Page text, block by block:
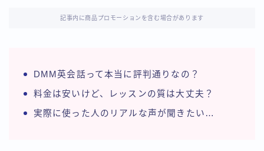
記事内に商品プロモーションを含む場合があります
DMM英会話って本当に評判通りなの？
料金は安いけど、レッスンの質は大丈夫？
実際に使った人のリアルな声が聞きたい…